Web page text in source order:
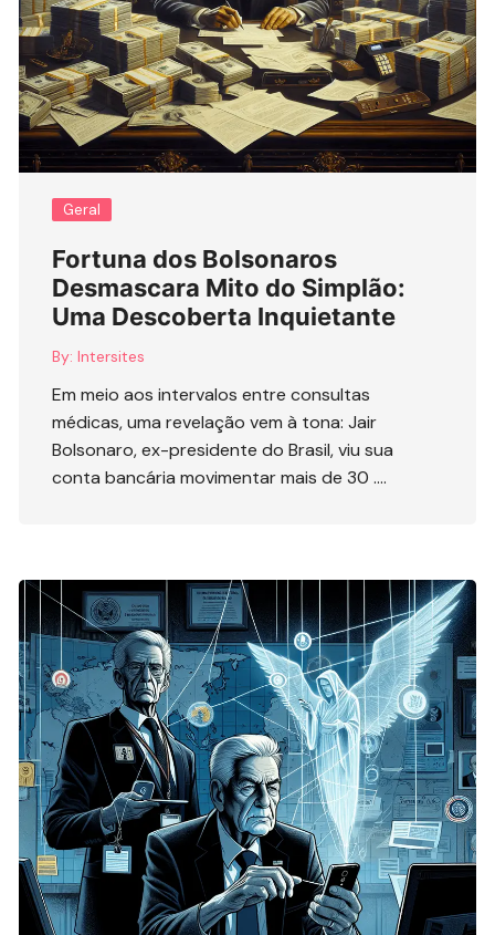
Geral
Fortuna dos Bolsonaros
Desmascara Mito do Simplão:
Uma Descoberta Inquietante
By: Intersites
Em meio aos intervalos entre consultas
médicas, uma revelação vem à tona: Jair
Bolsonaro, ex-presidente do Brasil, viu sua
conta bancária movimentar mais de 30 ….